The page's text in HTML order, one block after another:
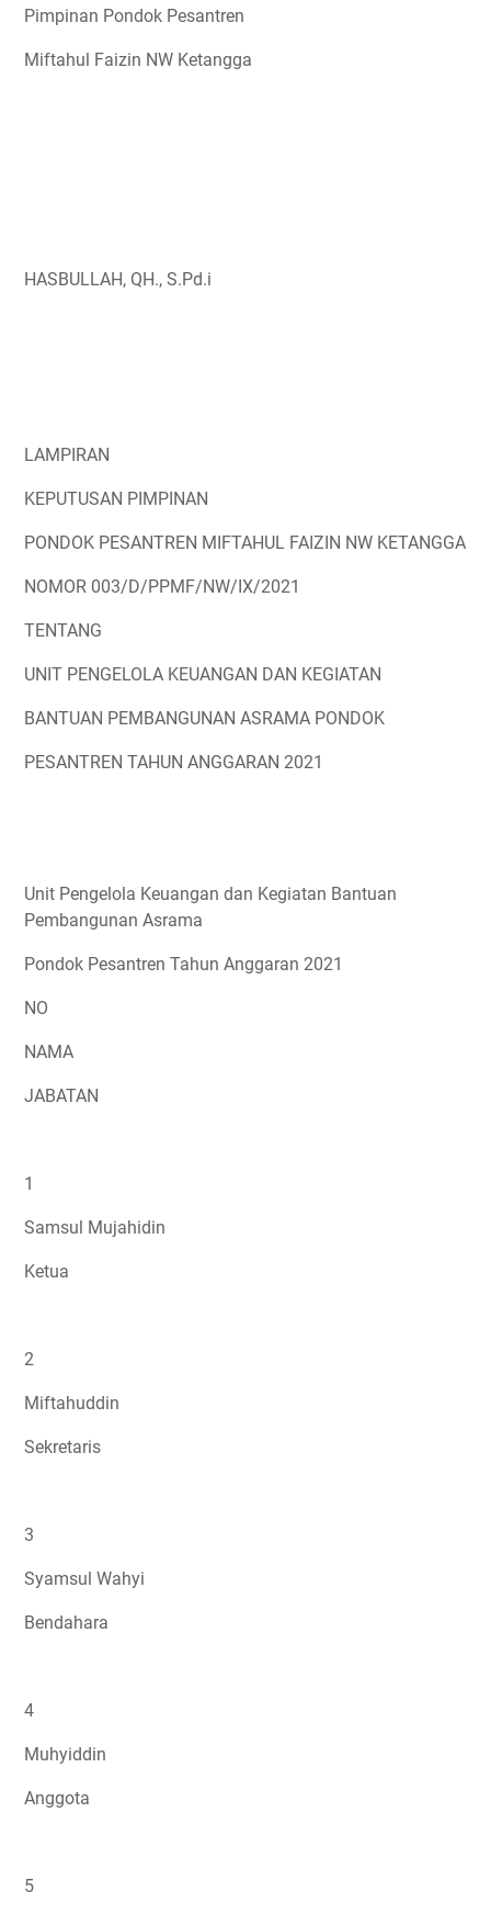
Pimpinan Pondok Pesantren
Miftahul Faizin NW Ketangga
HASBULLAH, QH., S.Pd.i
LAMPIRAN
KEPUTUSAN PIMPINAN
PONDOK PESANTREN MIFTAHUL FAIZIN NW KETANGGA
NOMOR 003/D/PPMF/NW/IX/2021
TENTANG
UNIT PENGELOLA KEUANGAN DAN KEGIATAN
BANTUAN PEMBANGUNAN ASRAMA PONDOK
PESANTREN TAHUN ANGGARAN 2021
Unit Pengelola Keuangan dan Kegiatan Bantuan
Pembangunan Asrama
Pondok Pesantren Tahun Anggaran 2021
NO
NAMA
JABATAN
1
Samsul Mujahidin
Ketua
2
Miftahuddin
Sekretaris
3
Syamsul Wahyi
Bendahara
4
Muhyiddin
Anggota
5